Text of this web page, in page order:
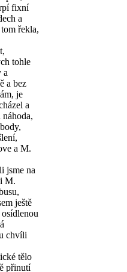
fixní
a
řekla,
tohle
a
a bez
je
a
a M.
jsme na
M.
ještě
chvíli
tělo
přinutí